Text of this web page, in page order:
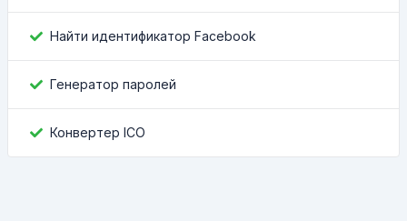
Найти идентификатор Facebook
Генератор паролей
Конвертер ICO